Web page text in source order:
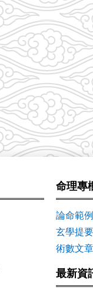
命理專
論命範例
玄學提要
術數文章
最新資